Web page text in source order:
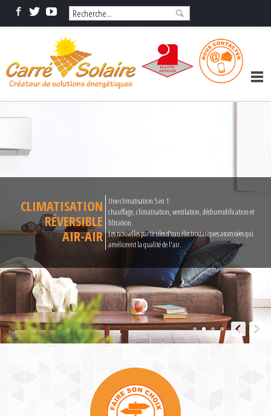
CLIMATISATION
RÉVERSIBLE
AIR-AIR
Une climatisation 5 en 1:
chauffage, climatisation, ventilation, déshumidification et
filtration.
Les nouvelles particules d'eau électrostatiques atomisées qui
améliorent la qualité de l'air.